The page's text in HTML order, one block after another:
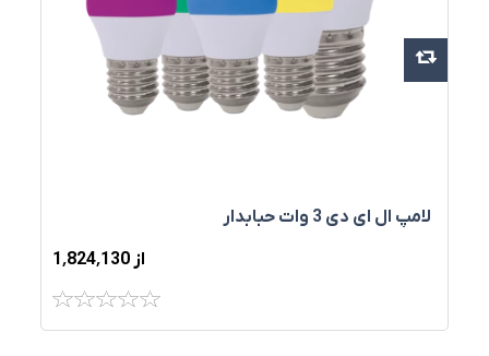
لامپ ال ای دی 3 وات حبابدار
از 1٬824٬130